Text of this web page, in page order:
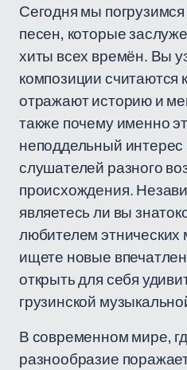
Сегодня мы погрузимся
песен, которые
хиты всех времён. Вы
композиции считаются
отражают историю и
также почему именно
неподдельный
слушателей разного
происхождения.
являетесь ли вы
любителем этнических
ищете новые
открыть для себя
грузинской
В современном мире,
разнообразие